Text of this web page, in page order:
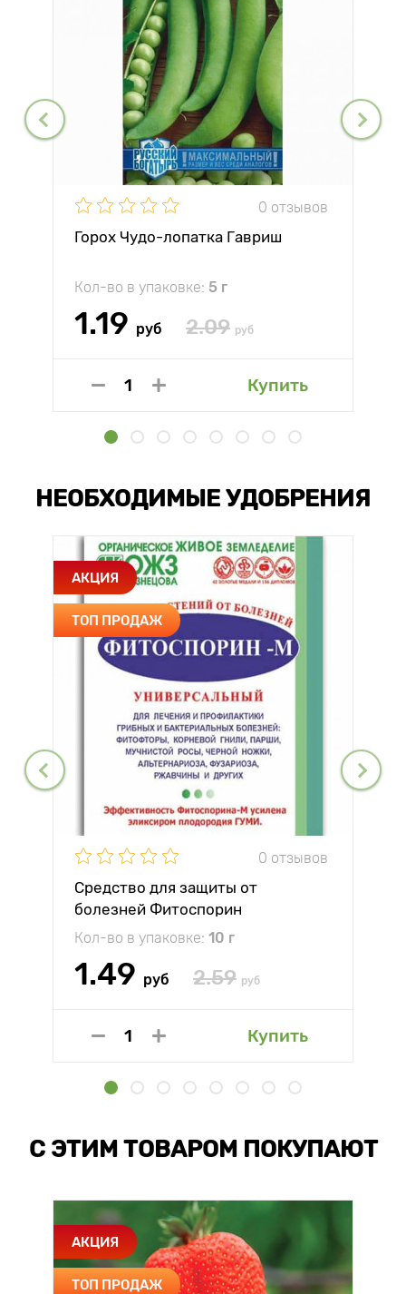
0 отзывов
Горох Чудо-лопатка Гавриш
Кол-во в упаковке: 5 г
1.19 руб 2.09 руб
Купить
НЕОБХОДИМЫЕ УДОБРЕНИЯ
АКЦИЯ
ТОП ПРОДАЖ
0 отзывов
Средство для защиты от
болезней Фитоспорин
Кол-во в упаковке: 10 г
1.49 руб 2.59 руб
Купить
С ЭТИМ ТОВАРОМ ПОКУПАЮТ
АКЦИЯ
ТОП ПРОДАЖ